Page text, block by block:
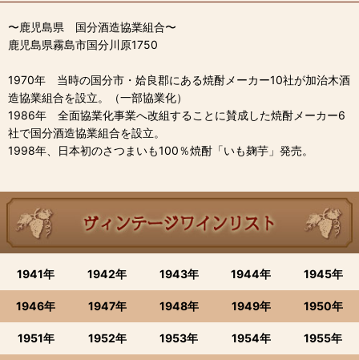
〜鹿児島県 国分酒造協業組合〜
鹿児島県霧島市国分川原1750
1970年 当時の国分市・姶良郡にある焼酎メーカー10社が加治木酒
造協業組合を設立。（一部協業化）
1986年 全面協業化事業へ改組することに賛成した焼酎メーカー6
社で国分酒造協業組合を設立。
1998年、日本初のさつまいも100％焼酎「いも麹芋」発売。
1941年 1942年 1943年 1944年 1945年
1946年 1947年 1948年 1949年 1950年
1951年 1952年 1953年 1954年 1955年